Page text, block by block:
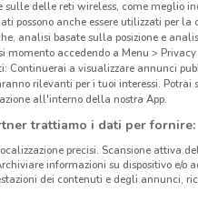
sulle delle reti wireless, come meglio
possono anche essere utilizzati per la
analisi basate sulla posizione e
momento accedendo a Menu >
Continuerai a visualizzare annunci
rilevanti per i tuoi interessi. Potrai
all'interno della nostra App.
trattiamo i dati per fornire:
precisi. Scansione attiva
informazioni su dispositivo e/o
dei contenuti e degli annunci,